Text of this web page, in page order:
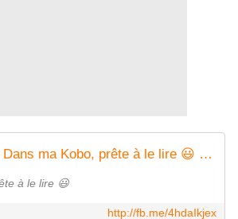
Martine Galati - Dans ma Kobo, prête à le lire 😃 | Facebook
à le lire 😃
http://fb.me/4hdaIkjex